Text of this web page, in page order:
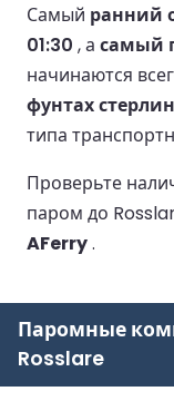
Самый ранний
01:30 , а самый
начинаются
фунтах
типа
Проверьте
паром до
AFerry.
Паромные
Rosslare